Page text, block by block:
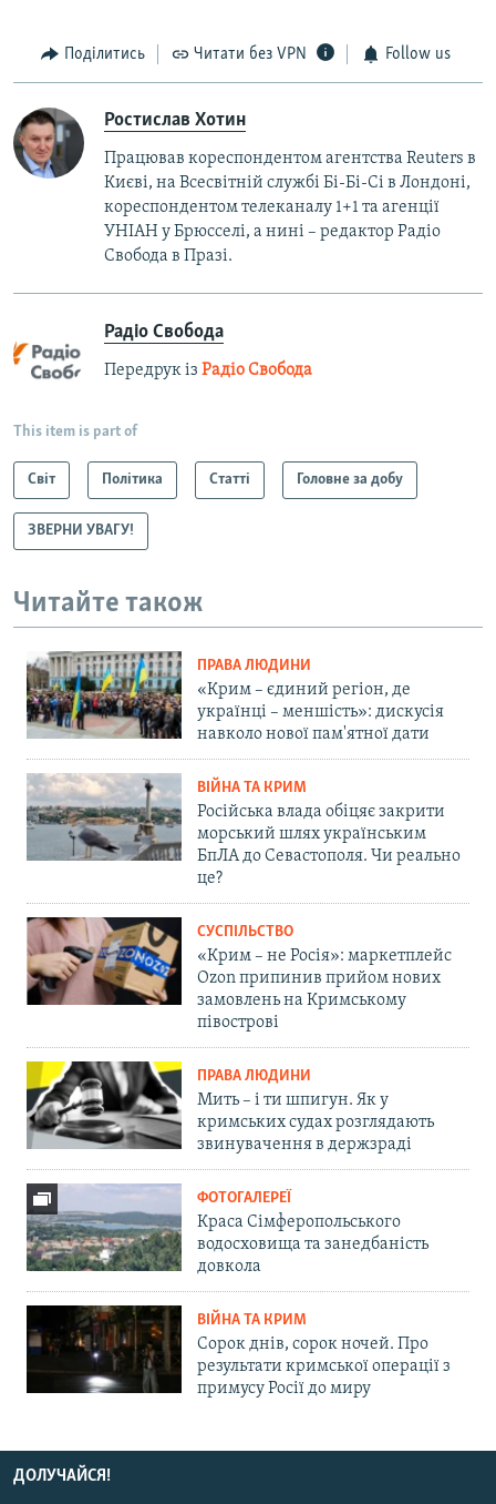
Поділитись Читати без VPN Follow us
Ростислав Хотин
Працював кореспондентом агентства Reuters в
Києві, на Всесвітній службі Бі-Бі-Сі в Лондоні,
кореспондентом телеканалу 1+1 та агенції
УНІАН у Брюсселі, а нині – редактор Радіо
Свобода в Празі.
Радіо Свобода
Передрук із Радіо Свобода
This item is part of
Світ Політика Статті Головне за добу
ЗВЕРНИ УВАГУ!
Читайте також
ПРАВА ЛЮДИНИ
«Крим – єдиний регіон, де
українці – меншість»: дискусія
навколо нової пам'ятної дати
ВІЙНА ТА КРИМ
Російська влада обіцяє закрити
морський шлях українським
БпЛА до Севастополя. Чи реально
це?
СУСПІЛЬСТВО
«Крим – не Росія»: маркетплейс
Ozon припинив прийом нових
замовлень на Кримському
півострові
ПРАВА ЛЮДИНИ
Мить – і ти шпигун. Як у
кримських судах розглядають
звинувачення в держзраді
ФОТОГАЛЕРЕЇ
Краса Сімферопольського
водосховища та занедбаність
довкола
ВІЙНА ТА КРИМ
Сорок днів, сорок ночей. Про
результати кримської операції з
примусу Росії до миру
ДОЛУЧАЙСЯ!